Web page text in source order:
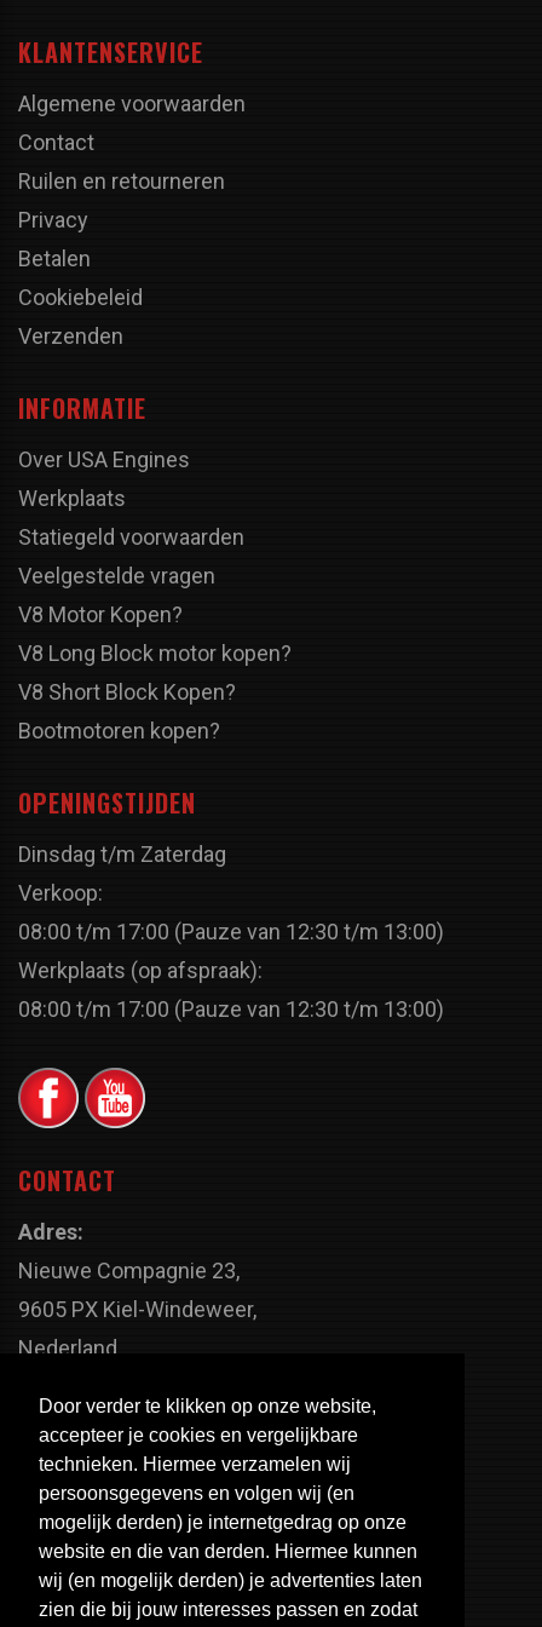
Door verder te klikken op onze website,
accepteer je cookies en vergelijkbare
technieken. Hiermee verzamelen wij
persoonsgegevens en volgen wij (en
mogelijk derden) je internetgedrag op onze
website en die van derden. Hiermee kunnen
wij (en mogelijk derden) je advertenties laten
zien die bij jouw interesses passen en zodat
KLANTENSERVICE
Algemene voorwaarden
Contact
Ruilen en retourneren
Privacy
Betalen
Cookiebeleid
Verzenden
INFORMATIE
Over USA Engines
Werkplaats
Statiegeld voorwaarden
Veelgestelde vragen
V8 Motor Kopen?
V8 Long Block motor kopen?
V8 Short Block Kopen?
Bootmotoren kopen?
OPENINGSTIJDEN
Dinsdag t/m Zaterdag
Verkoop:
08:00 t/m 17:00 (Pauze van 12:30 t/m 13:00)
Werkplaats (op afspraak):
08:00 t/m 17:00 (Pauze van 12:30 t/m 13:00)
CONTACT
Adres:
Nieuwe Compagnie 23,
9605 PX Kiel-Windeweer,
Nederland
+31 598 - 320 402
Telefoonnummer:
+31 598 - 350 330
Email:
info@usa-engines.com